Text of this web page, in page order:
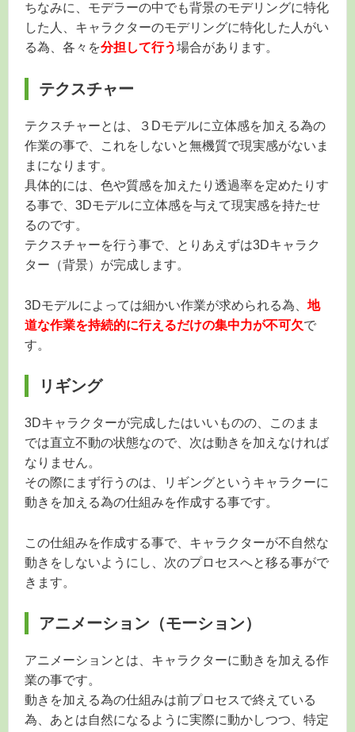
ちなみに、モデラーの中でも背景のモデリングに特化
した人、キャラクターのモデリングに特化した人がい
る為、各々を分担して行う場合があります。
テクスチャー
テクスチャーとは、３Dモデルに立体感を加える為の
作業の事で、これをしないと無機質で現実感がないま
まになります。
具体的には、色や質感を加えたり透過率を定めたりす
る事で、3Dモデルに立体感を与えて現実感を持たせ
るのです。
テクスチャーを行う事で、とりあえずは3Dキャラク
ター（背景）が完成します。
3Dモデルによっては細かい作業が求められる為、 地
道な作業を持続的に行えるだけの集中力が不可欠で
す。
リギング
3Dキャラクターが完成したはいいものの、このまま
では直立不動の状態なので、次は動きを加えなければ
なりません。
その際にまず行うのは、リギングというキャラクーに
動きを加える為の仕組みを作成する事です。
この仕組みを作成する事で、キャラクターが不自然な
動きをしないようにし、次のプロセスへと移る事がで
きます。
アニメーション（モーション）
アニメーションとは、キャラクターに動きを加える作
業の事です。
動きを加える為の仕組みは前プロセスで終えている
為、あとは自然になるように実際に動かしつつ、特定